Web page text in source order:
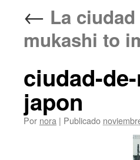
← La
mukashi to
ciudad-
japon
Por nora | Publicado